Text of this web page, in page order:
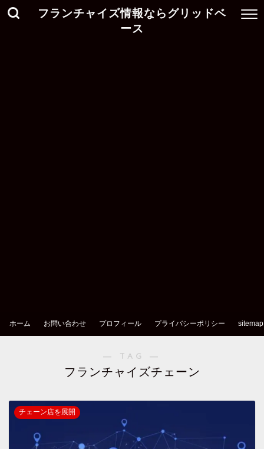
フランチャイズ情報ならグリッドベ
ース
ホーム お問い合わせ プロフィール プライバシーポリシー sitemap
― TAG ―
フランチャイズチェーン
チェーン店を展開